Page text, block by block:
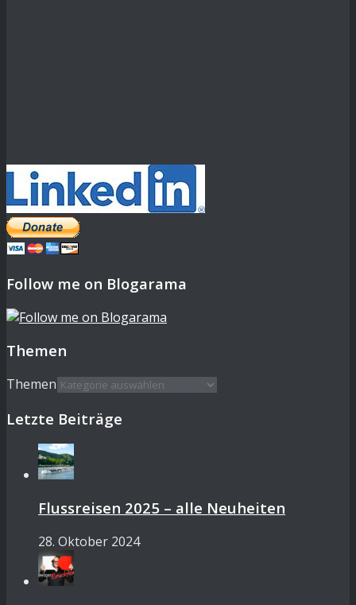
Follow me on Blogarama
Themen
Themen
Letzte Beiträge
Flussreisen 2025 – alle Neuheiten
28. Oktober 2024